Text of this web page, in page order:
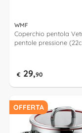
WMF
Coperchio pentola
pentole pressione
€ 29,90
OFFERTA